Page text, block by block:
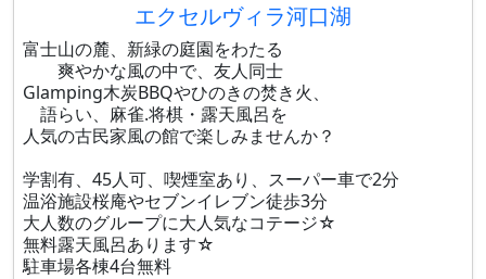
エクセルヴィラ河口湖
富士山の麓、新緑の庭園をわたる
爽やかな風の中で、友人同士
Glamping木炭BBQやひのきの焚き火、
語らい、麻雀.将棋・露天風呂を
人気の古民家風の館で楽しみませんか？
学割有、45人可、喫煙室あり、スーパー車で2分
温浴施設桜庵やセブンイレブン徒歩3分
大人数のグループに大人気なコテージ☆
無料露天風呂あります☆
駐車場各棟4台無料